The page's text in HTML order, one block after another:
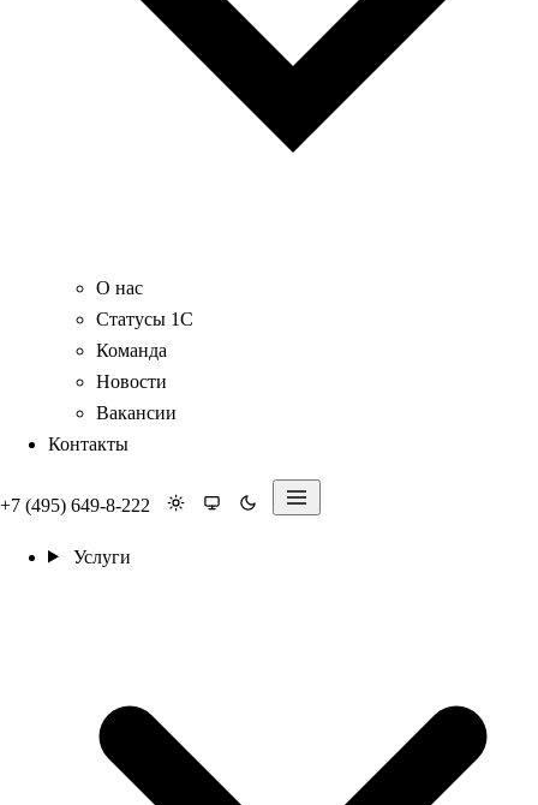
О нас
Статусы 1С
Команда
Новости
Вакансии
Контакты
+7 (495) 649-8-222
Услуги